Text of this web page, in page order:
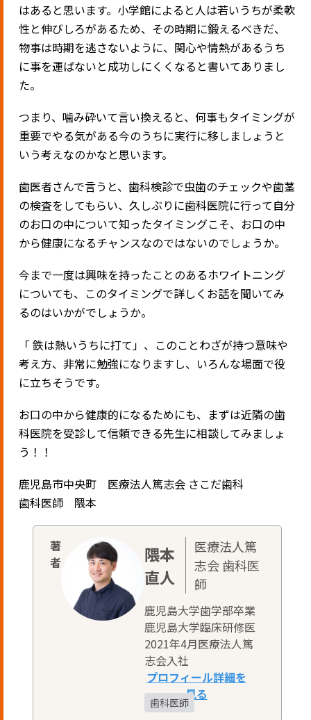
はあると思います。小学館によると人は若いうちが柔軟
性と伸びしろがあるため、その時期に鍛えるべきだ、
物事は時期を逃さないように、関心や情熱があるうち
に事を運ばないと成功しにくくなる と書いてありまし
た。
つまり、噛み砕いて言い換えると、何事もタイミングが
重要でやる気がある今のうちに実行に移しましょうと
いう考えなのかなと思います。
歯医者さんで言うと、歯科検診で虫歯のチェックや歯茎
の検査をしてもらい、久しぶりに歯科医院に行って自分
のお口の中について知ったタイミングこそ、お口の中
から健康になるチャンスなのではないのでしょうか。
今まで一度は興味を持ったことのあるホワイトニング
についても、このタイミングで詳しくお話を聞いてみ
るのはいかがでしょうか。
「 鉄は熱いうちに打て」、このことわざが持つ意味や
考え方、非常に勉強になりますし、いろんな場面で役
に立ちそうです。
お口の中から健康的になるためにも、まずは近隣の歯
科医院を受診して信頼できる先生に相談してみましょ
う！！
鹿児島市中央町 医療法人篤志会 さこだ歯科
歯科医師 隈本
隈本
直人
医療法人篤
志会 歯科医
師
鹿児島大学歯学部卒業
鹿児島大学臨床研修医
2021年4月医療法人篤
志会入社
歯科医師